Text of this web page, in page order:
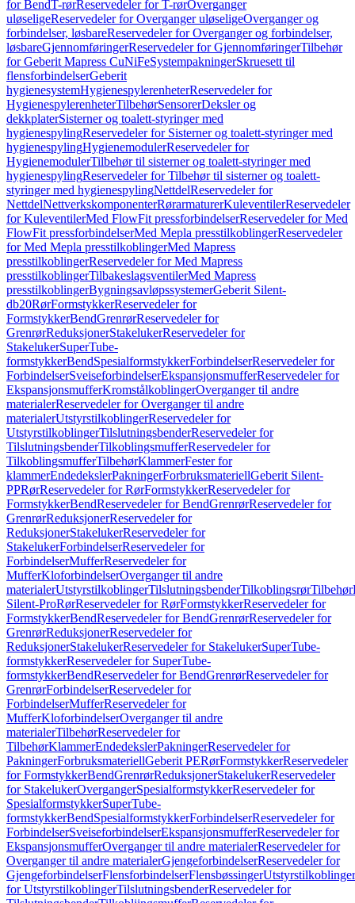
for BendT-rørReservedeler for T-rørOverganger
uløseligeReservedeler for Overganger uløseligeOverganger og
forbindelser, løsbareReservedeler for Overganger og forbindelser,
løsbareGjennomføringerReservedeler for GjennomføringerTilbehør
for Geberit Mapress CuNiFeSystempakningerSkruesett til
flensforbindelserGeberit
hygienesystemHygienespylerenheterReservedeler for
HygienespylerenheterTilbehørSensorerDeksler og
dekkplaterSisterner og toalett-styringer med
hygienespylingReservedeler for Sisterner og toalett-styringer med
hygienespylingHygienemodulerReservedeler for
HygienemodulerTilbehør til sisterner og toalett-styringer med
hygienespylingReservedeler for Tilbehør til sisterner og toalett-
styringer med hygienespylingNettdelReservedeler for
NettdelNettverkskomponenterRørarmaturerKuleventilerReservedeler
for KuleventilerMed FlowFit pressforbindelserReservedeler for Med
FlowFit pressforbindelserMed Mepla presstilkoblingerReservedeler
for Med Mepla presstilkoblingerMed Mapress
presstilkoblingerReservedeler for Med Mapress
presstilkoblingerTilbakeslagsventilerMed Mapress
presstilkoblingerBygningsavløpssystemerGeberit Silent-
db20RørFormstykkerReservedeler for
FormstykkerBendGrenrørReservedeler for
GrenrørReduksjonerStakelukerReservedeler for
StakelukerSuperTube-
formstykkerBendSpesialformstykkerForbindelserReservedeler for
ForbindelserSveiseforbindelserEkspansjonsmufferReservedeler for
EkspansjonsmufferKromstålkoblingerOverganger til andre
materialerReservedeler for Overganger til andre
materialerUtstyrstilkoblingerReservedeler for
UtstyrstilkoblingerTilslutningsbenderReservedeler for
TilslutningsbenderTilkoblingsmufferReservedeler for
TilkoblingsmufferTilbehørKlammerFester for
klammerEndedekslerPakningerForbruksmateriellGeberit Silent-
PPRørReservedeler for RørFormstykkerReservedeler for
FormstykkerBendReservedeler for BendGrenrørReservedeler for
GrenrørReduksjonerReservedeler for
ReduksjonerStakelukerReservedeler for
StakelukerForbindelserReservedeler for
ForbindelserMufferReservedeler for
MufferKloforbindelserOverganger til andre
materialerUtstyrstilkoblingerTilslutningsbenderTilkoblingsrørTilbehør
Silent-ProRørReservedeler for RørFormstykkerReservedeler for
FormstykkerBendReservedeler for BendGrenrørReservedeler for
GrenrørReduksjonerReservedeler for
ReduksjonerStakelukerReservedeler for StakelukerSuperTube-
formstykkerReservedeler for SuperTube-
formstykkerBendReservedeler for BendGrenrørReservedeler for
GrenrørForbindelserReservedeler for
ForbindelserMufferReservedeler for
MufferKloforbindelserOverganger til andre
materialerTilbehørReservedeler for
TilbehørKlammerEndedekslerPakningerReservedeler for
PakningerForbruksmateriellGeberit PERørFormstykkerReservedeler
for FormstykkerBendGrenrørReduksjonerStakelukerReservedeler
for StakelukerOvergangerSpesialformstykkerReservedeler for
SpesialformstykkerSuperTube-
formstykkerBendSpesialformstykkerForbindelserReservedeler for
ForbindelserSveiseforbindelserEkspansjonsmufferReservedeler for
EkspansjonsmufferOverganger til andre materialerReservedeler for
Overganger til andre materialerGjengeforbindelserReservedeler for
GjengeforbindelserFlensforbindelserFlensbøssingerUtstyrstilkoblinger
for UtstyrstilkoblingerTilslutningsbenderReservedeler for